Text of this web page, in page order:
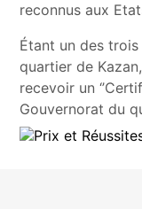
reconnus aux
Étant un des
quartier de
recevoir un
Gouvernorat du